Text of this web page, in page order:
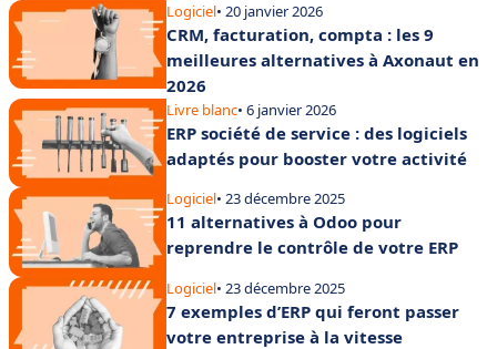
Logiciel• 20 janvier 2026
CRM, facturation, compta : les 9
meilleures alternatives à Axonaut en
2026
Livre blanc• 6 janvier 2026
ERP société de service : des logiciels
adaptés pour booster votre activité
Logiciel• 23 décembre 2025
11 alternatives à Odoo pour
reprendre le contrôle de votre ERP
Logiciel• 23 décembre 2025
7 exemples d’ERP qui feront passer
votre entreprise à la vitesse